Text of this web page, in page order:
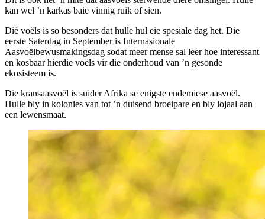
kan wel ’n karkas baie vinnig ruik of sien.
Dié voëls is so besonders dat hulle hul eie spesiale dag het. Die
eerste Saterdag in September is Internasionale
Aasvoëlbewusmakingsdag sodat meer mense sal leer hoe interessant
en kosbaar hierdie voëls vir die onderhoud van ’n gesonde
ekosisteem is.
Die kransaasvoël is suider Afrika se enigste endemiese aasvoël.
Hulle bly in kolonies van tot ’n duisend broeipare en bly lojaal aan
een lewensmaat.